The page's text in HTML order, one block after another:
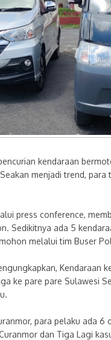
kendaraan
menjadi trend, para
press conference,
Sedikitnya ada 5
melalui tim Buser
Kendaraan
ke pare pare Sulawesi
para pelaku ada 6
dan Tiga Lagi